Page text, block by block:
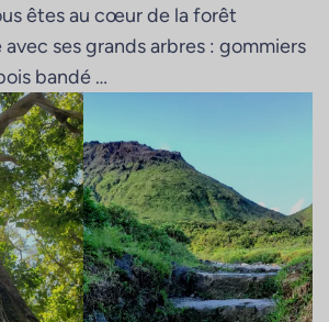
êtes au cœur de la forêt
ses grands arbres : gommiers
bandé …